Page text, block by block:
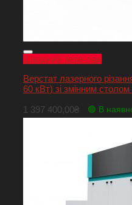
Швидкий перегляд
Верстат лазерного
60 кВт) зі змінним
1 397 400,00₴ 🟢 В